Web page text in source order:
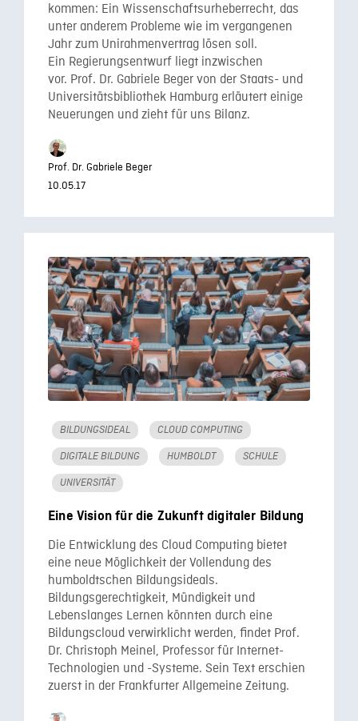
kommen: Ein Wissenschaftsurheberrecht, das
unter anderem Probleme wie im vergangenen
Jahr zum Unirahmenvertrag lösen soll.
Ein Regierungsentwurf liegt inzwischen
vor. Prof. Dr. Gabriele Beger von der Staats- und
Universitätsbibliothek Hamburg erläutert einige
Neuerungen und zieht für uns Bilanz.
Prof. Dr. Gabriele Beger
10.05.17
BILDUNGSIDEAL CLOUD COMPUTING
DIGITALE BILDUNG HUMBOLDT SCHULE
UNIVERSITÄT
Eine Vision für die Zukunft digitaler Bildung
Die Entwicklung des Cloud Computing bietet
eine neue Möglichkeit der Vollendung des
humboldtschen Bildungsideals.
Bildungsgerechtigkeit, Mündigkeit und
Lebenslanges Lernen könnten durch eine
Bildungscloud verwirklicht werden, findet Prof.
Dr. Christoph Meinel, Professor für Internet-
Technologien und -Systeme. Sein Text erschien
zuerst in der Frankfurter Allgemeine Zeitung.